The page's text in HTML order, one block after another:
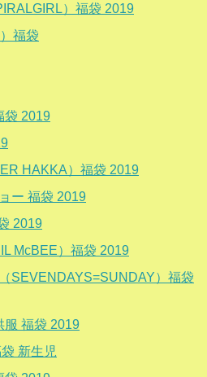
）福袋 2019
福袋
袋 2019
HAKKA）福袋 2019
ー 福袋 2019
2019
McBEE）福袋 2019
SEVENDAYS=SUNDAY）福袋
服 福袋 2019
新生児